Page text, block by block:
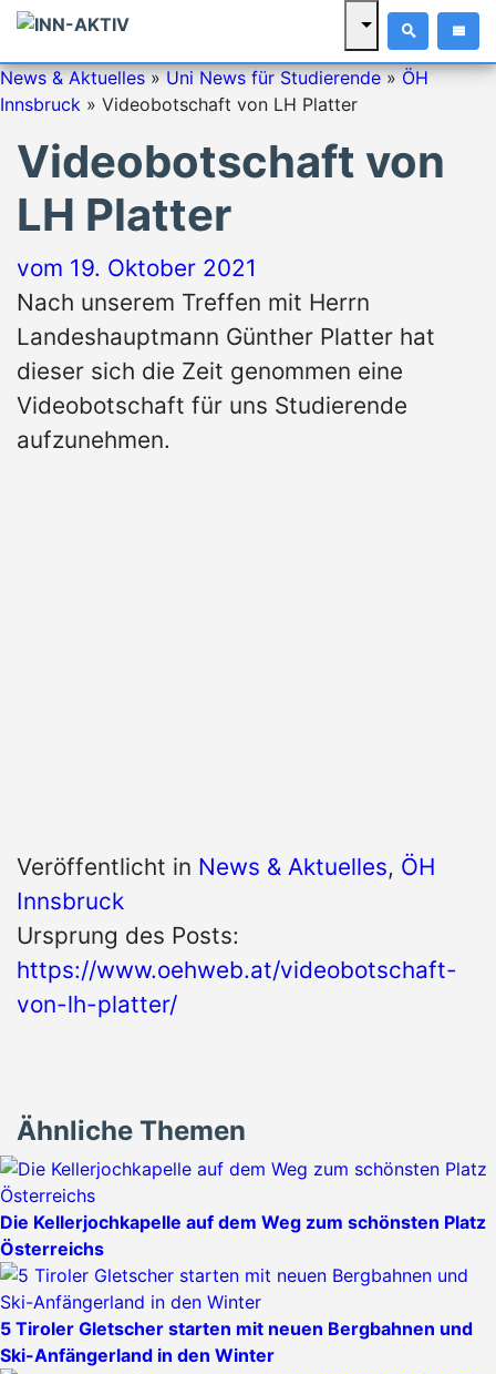
News & Aktuelles»Uni News für Studierende»ÖH
Innsbruck » Videobotschaft von LH Platter
Videobotschaft von
LH Platter
vom 19. Oktober 2021
Nach unserem Treffen mit Herrn
Landeshauptmann Günther Platter hat
dieser sich die Zeit genommen eine
Videobotschaft für uns Studierende
aufzunehmen.
Veröffentlicht in News & Aktuelles, ÖH
Innsbruck
Ursprung des Posts:
https://www.oehweb.at/videobotschaft-
von-lh-platter/
Ähnliche Themen
Die Kellerjochkapelle auf dem Weg zum schönsten Platz
Österreichs
5 Tiroler Gletscher starten mit neuen Bergbahnen und
Ski-Anfängerland in den Winter